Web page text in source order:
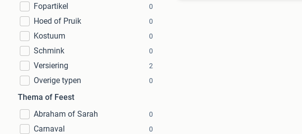
Fopartikel 0
Hoed of Pruik 0
Kostuum 0
Schmink 0
Versiering 2
Overige typen 0
Thema of Feest
Abraham of Sarah
0
Carnaval 0